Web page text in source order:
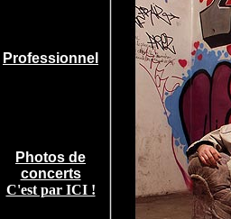
Professionnel
Photos de
concerts
C'est par ICI !